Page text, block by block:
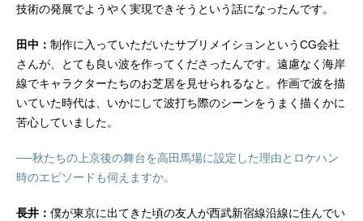
技術の発展でようやく実現できそうという話になったんです。
田中： 制作に入っていただいたサブリメイションというCG会社
さんが、とても良い波を作ってくださったんです。遠慮なく海岸
線でキャラクターたちのお芝居を見せられるなと。作画で波を描
いていた時代は、いかにして波打ち際のシーンをうまく描くかに
苦心していました。
──秋たちの上京後の舞台を高田馬場に設定した理由とロケハン
時のエピソードも伺えますか。
長井： 僕が東京に出てきた頃の友人が西武新宿線沿線に住んでい